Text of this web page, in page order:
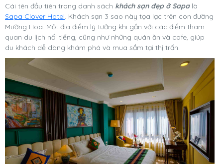
Cái tên đầu tiên trong danh sách khách sạn đẹp ở Sapalà
Sapa Clover Hotel. Khách sạn 3 sao này tọa lạc trên con đường
Mường Hoa. Một địa điểm lý tưởng khi gần với các điểm tham
quan du lịch nổi tiếng, cũng như những quán ăn và cafe, giúp
du khách dễ dàng khám phá và mua sắm tại thị trấn.